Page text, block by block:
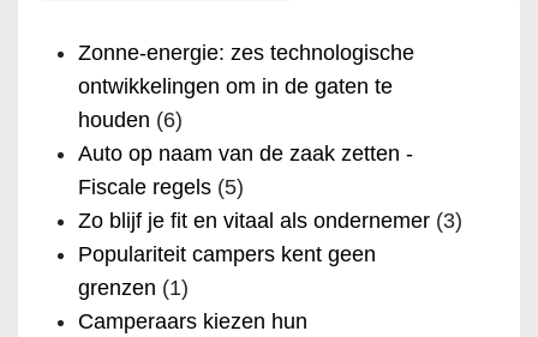
Zonne-energie: zes technologische
ontwikkelingen om in de gaten te
houden (6)
Auto op naam van de zaak zetten -
Fiscale regels (5)
Zo blijf je fit en vitaal als ondernemer (3)
Populariteit campers kent geen
grenzen (1)
Camperaars kiezen hun